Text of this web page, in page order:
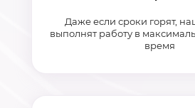
Даже если сроки горят,
выполнят работу в
время